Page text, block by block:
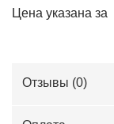
Цена указана за
Отзывы (0)